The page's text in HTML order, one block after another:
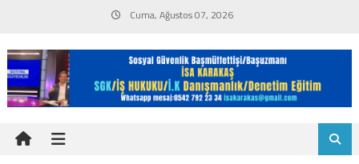
content
Cuma, Ağustos 07, 2026